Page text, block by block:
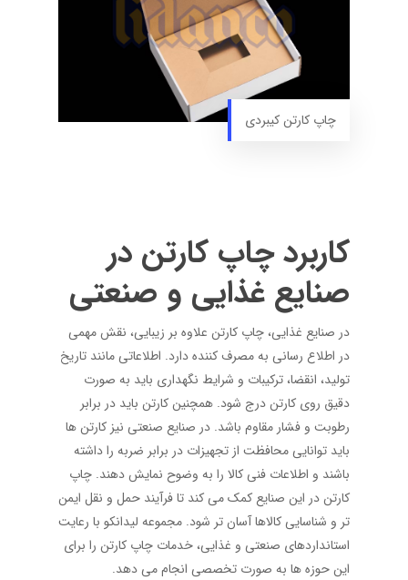
چاپ کارتن کیبردی
کاربرد چاپ کارتن در
صنایع غذایی و صنعتی
در صنایع غذایی، چاپ کارتن علاوه بر زیبایی، نقش مهمی
در اطلاع رسانی به مصرف کننده دارد. اطلاعاتی مانند تاریخ
تولید، انقضا، ترکیبات و شرایط نگهداری باید به صورت
دقیق روی کارتن درج شود. همچنین کارتن باید در برابر
رطوبت و فشار مقاوم باشد. در صنایع صنعتی نیز کارتن ها
باید توانایی محافظت از تجهیزات در برابر ضربه را داشته
باشند و اطلاعات فنی کالا را به وضوح نمایش دهند. چاپ
کارتن در این صنایع کمک می کند تا فرآیند حمل و نقل ایمن
تر و شناسایی کالاها آسان تر شود. مجموعه لیدانکو با رعایت
استانداردهای صنعتی و غذایی، خدمات چاپ کارتن را برای
این حوزه ها به صورت تخصصی انجام می دهد.